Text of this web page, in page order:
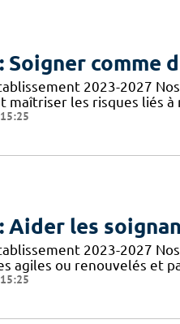
Soigner comme
2023-2027
maîtriser les risques liés
Aider les
2023-2027
agiles ou renouvelés et